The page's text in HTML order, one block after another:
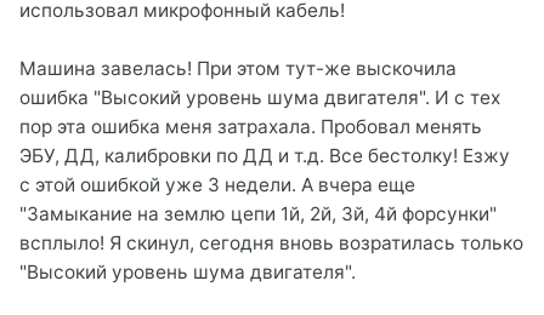
использовал микрофонный кабель!
Машина завелась! При этом тут-же выскочила
ошибка "Высокий уровень шума двигателя". И с тех
пор эта ошибка меня затрахала. Пробовал менять
ЭБУ, ДД, калибровки по ДД и т.д. Все бестолку! Езжу
с этой ошибкой уже 3 недели. А вчера еще
"Замыкание на землю цепи 1й, 2й, 3й, 4й форсунки"
всплыло! Я скинул, сегодня вновь возратилась только
"Высокий уровень шума двигателя".